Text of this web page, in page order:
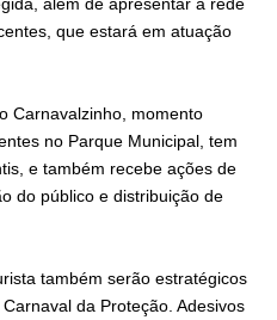
além de apresentar a rede
que estará em atuação
Carnavalzinho, momento
no Parque Municipal, tem
e também recebe ações de
do público e distribuição de
também serão estratégicos
da Proteção. Adesivos